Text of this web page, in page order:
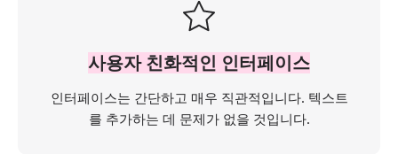
사용자 친화적인 인터페이스
인터페이스는 간단하고 매우 직관적입니다. 텍스트
를 추가하는 데 문제가 없을 것입니다.